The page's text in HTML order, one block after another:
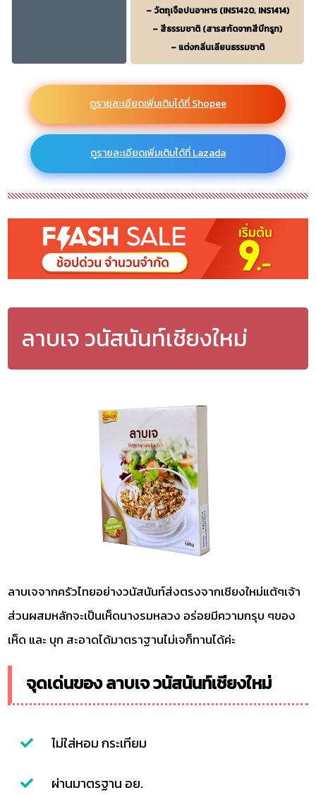
– วัตถุเจือปนอาหาร (INS1420, INS1414)
– สีธรรมชาติ (สารสกัดจากสีบีทรูท)
– แต่งกลิ่นเลียนธรรมชาติ
ดูรายละเอียดเพิ่มเติมได้ที่ Shopee
ดูรายละเอียดเพิ่มเติมได้ที่ Lazada
ลาบเจ วนัสนันท์เชียงใหม่
ลาบเจจากครัวไทยอย่างวนัสนันท์ส่งตรงจากเชียงใหม่แต้ๆเจ้า
ส่วนผสมหลักจะเป็นเห็ดนางรมหลวง อร่อยมีความกรุบ ๆของ
เห็ด และ บุก สะอาดได้มาตราฐานไม่เจก็ทานได้ค่ะ
จุดเด่นของ ลาบเจ วนัสนันท์เชียงใหม่
ไม่ใส่หอม กระเทียม
ผ่านมาตรฐาน อย.